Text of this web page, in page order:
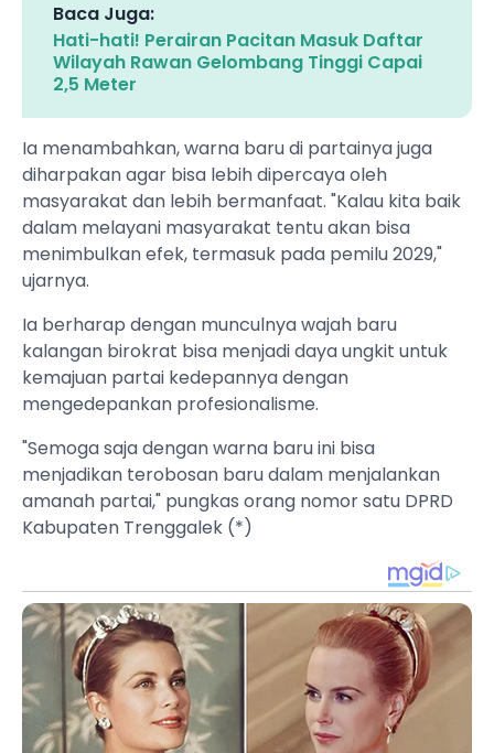
Baca Juga:
Hati-hati! Perairan Pacitan Masuk Daftar
Wilayah Rawan Gelombang Tinggi Capai
2,5 Meter
Ia menambahkan, warna baru di partainya juga
diharpakan agar bisa lebih dipercaya oleh
masyarakat dan lebih bermanfaat. "Kalau kita baik
dalam melayani masyarakat tentu akan bisa
menimbulkan efek, termasuk pada pemilu 2029,"
ujarnya.
Ia berharap dengan munculnya wajah baru
kalangan birokrat bisa menjadi daya ungkit untuk
kemajuan partai kedepannya dengan
mengedepankan profesionalisme.
"Semoga saja dengan warna baru ini bisa
menjadikan terobosan baru dalam menjalankan
amanah partai," pungkas orang nomor satu DPRD
Kabupaten Trenggalek (*)